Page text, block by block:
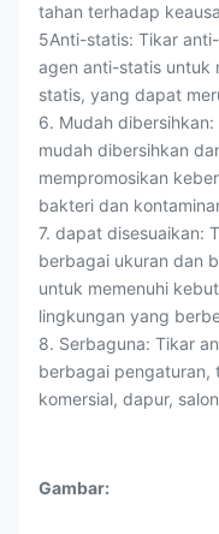
tahan terhadap
5Anti-statis: Tikar
agen anti-statis untuk
statis, yang dapat
6. Mudah
mudah dibersihkan
mempromosikan
bakteri dan
7. dapat disesuaikan:
berbagai ukuran dan
untuk memenuhi
lingkungan yang
8. Serbaguna: Tikar
berbagai pengaturan,
komersial, dapur,
Gambar: